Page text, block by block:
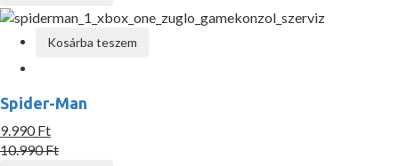
Kosárba teszem
Spider-Man
9.990 Ft
10.990 Ft